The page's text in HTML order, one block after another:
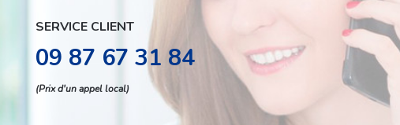
SERVICE CLIENT
09 87 67 31 84
(Prix d'un appel local)